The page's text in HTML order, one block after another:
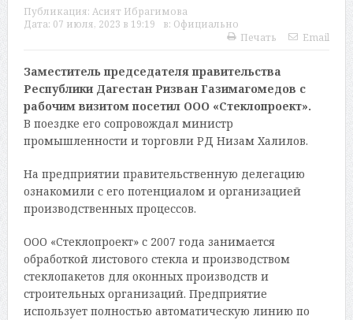
Публикация: Асият Ибрагимова
Дата: 07 июля, 2023 в 19:19 в: Официально
Печать
Email
Заместитель председателя правительства
Республики Дагестан Ризван Газимагомедов с
рабочим визитом посетил ООО «Стеклопроект».
В поездке его сопровождал министр
промышленности и торговли РД Низам Халилов.
На предприятии правительственную делегацию
ознакомили с его потенциалом и организацией
производственных процессов.
ООО «Стеклопроект» с 2007 года занимается
обработкой листового стекла и производством
стеклопакетов для оконных производств и
строительных организаций. Предприятие
использует полностью автоматическую линию по